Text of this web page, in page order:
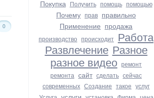
Покупка Получить помощь помощью
Почему прав правильно
Применение продажа
производство происходит Работа
Развлечение Разное
разное видео ремонт
ремонта сайт сделать сейчас
современных Создание такое услуг
0